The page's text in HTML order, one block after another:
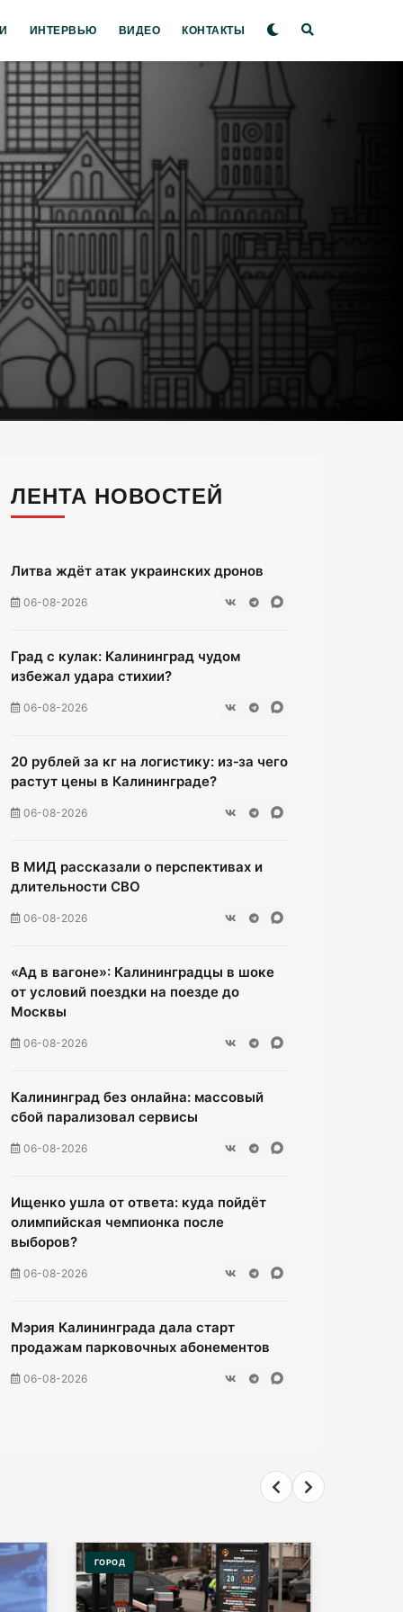
ИНТЕРВЬЮ ВИДЕО КОНТАКТЫ
ЛЕНТА НОВОСТЕЙ
Литва ждёт атак украинских дронов
06-08-2026
Град с кулак: Калининград чудом
избежал удара стихии?
06-08-2026
20 рублей за кг на логистику: из‑за чего
растут цены в Калининграде?
06-08-2026
В МИД рассказали о перспективах и
длительности СВО
06-08-2026
«Ад в вагоне»: Калининградцы в шоке
от условий поездки на поезде до
Москвы
06-08-2026
Калининград без онлайна: массовый
сбой парализовал сервисы
06-08-2026
Ищенко ушла от ответа: куда пойдёт
олимпийская чемпионка после
выборов?
06-08-2026
Мэрия Калининграда дала старт
продажам парковочных абонементов
06-08-2026
Калининградский суд рассмотрит дело
о хищении 1,4 млн «праздничных» денег
06-08-2026
ГОРОД